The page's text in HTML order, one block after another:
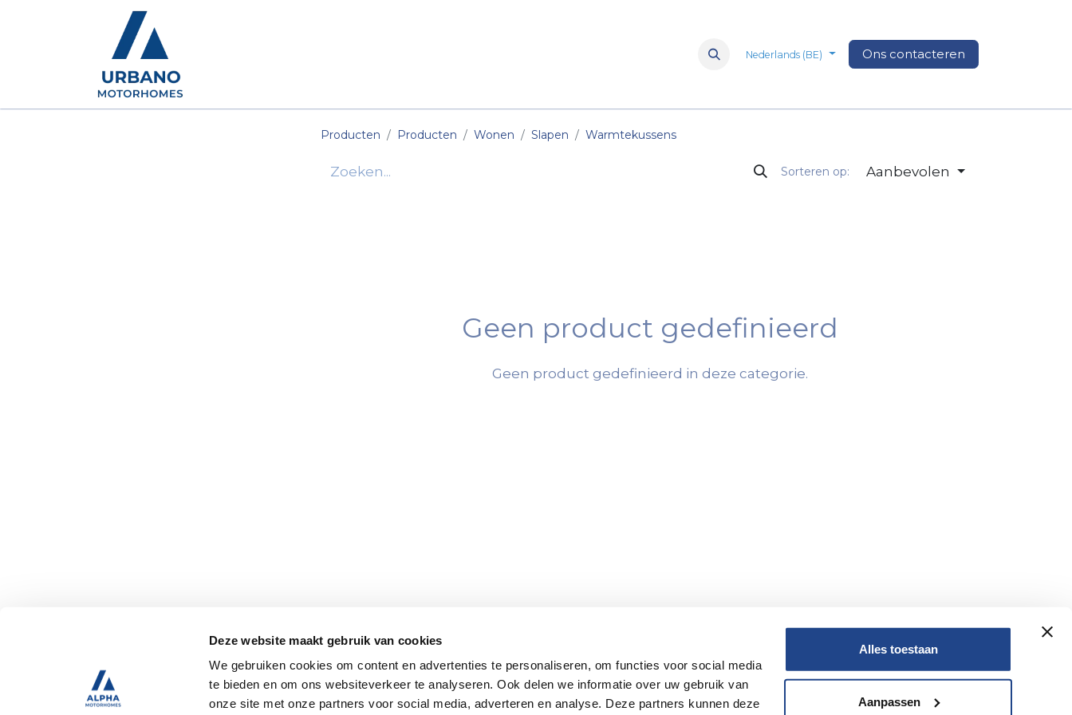
Deze website maakt gebruik van cookies
We gebruiken cookies om content en advertenties te personaliseren, om functies voor social media
te bieden en om ons websiteverkeer te analyseren. Ook delen we informatie over uw gebruik van
onze site met onze partners voor social media, adverteren en analyse. Deze partners kunnen deze
Alles toestaan
Aanpassen
Merken Over Ons Media Veelgestelde vragen
Nederlands (BE) Ons contacteren
Producten Producten Wonen Slapen Warmtekussens
Sorteren op: Aanbevolen
Geen product gedefinieerd
Geen product gedefinieerd in deze categorie.